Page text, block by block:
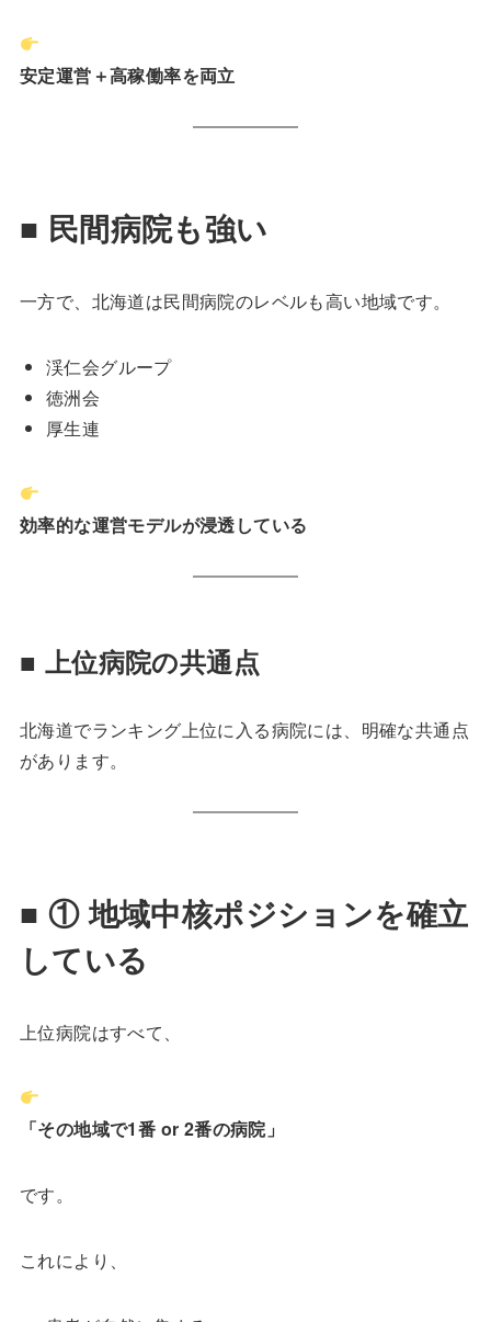
安定運営＋高稼働率を両立
■ 民間病院も強い
一方で、北海道は民間病院のレベルも高い地域です。
渓仁会グループ
徳洲会
厚生連
効率的な運営モデルが浸透している
■ 上位病院の共通点
北海道でランキング上位に入る病院には、明確な共通点
があります。
■ ① 地域中核ポジションを確立
している
上位病院はすべて、
「その地域で1番 or 2番の病院」
です。
これにより、